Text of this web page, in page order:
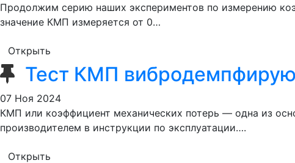
Продолжим серию наших экспериментов по измерению
значение КМП измеряется от 0…
Открыть
Тест КМП
07 Ноя 2024
КМП или коэффициент механических потерь — одна из
производителем в инструкции по эксплуатации….
Открыть